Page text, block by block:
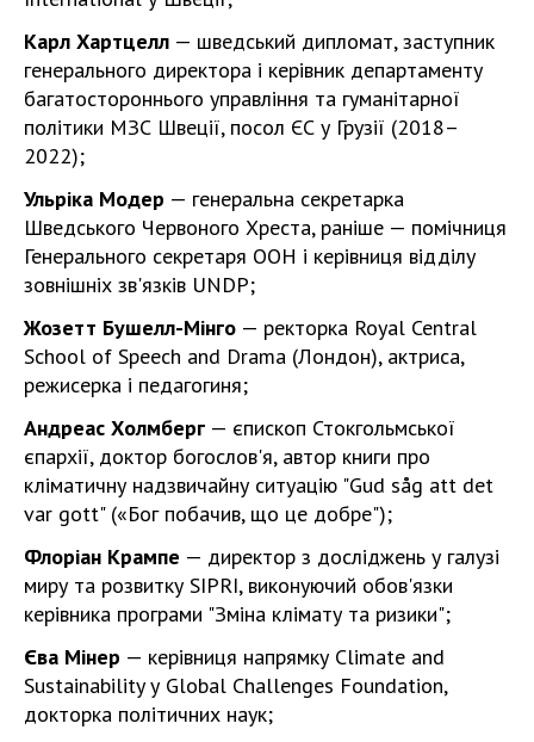
Карл Хартцелл — шведський дипломат, заступник
генерального директора і керівник департаменту
багатостороннього управління та гуманітарної
політики МЗС Швеції, посол ЄС у Грузії (2018–
2022);
Ульріка Модер — генеральна секретарка
Шведського Червоного Хреста, раніше — помічниця
Генерального секретаря ООН і керівниця відділу
зовнішніх зв'язків UNDP;
Жозетт Бушелл-Мінго — ректорка Royal Central
School of Speech and Drama (Лондон), актриса,
режисерка і педагогиня;
Андреас Холмберг — єпископ Стокгольмської
єпархії, доктор богослов'я, автор книги про
кліматичну надзвичайну ситуацію "Gud såg att det
var gott" («Бог побачив, що це добре");
Флоріан Крампе — директор з досліджень у галузі
миру та розвитку SIPRI, виконуючий обов'язки
керівника програми "Зміна клімату та ризики";
Єва Мінер — керівниця напрямку Climate and
Sustainability у Global Challenges Foundation,
докторка політичних наук;